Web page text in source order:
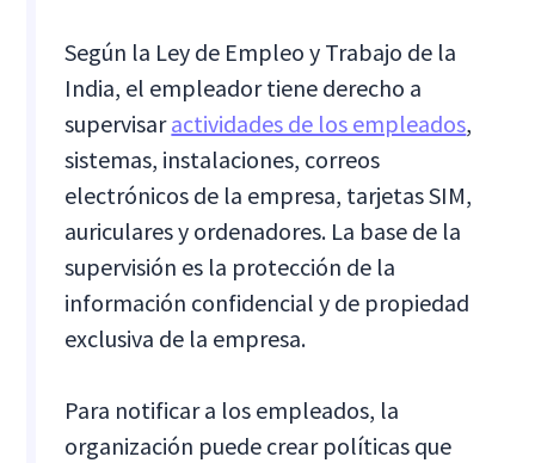
Según la Ley de Empleo y Trabajo de la
India, el empleador tiene derecho a
supervisaractividades de los empleados,
sistemas, instalaciones, correos
electrónicos de la empresa, tarjetas SIM,
auriculares y ordenadores. La base de la
supervisión es la protección de la
información confidencial y de propiedad
exclusiva de la empresa.
Para notificar a los empleados, la
organización puede crear políticas que